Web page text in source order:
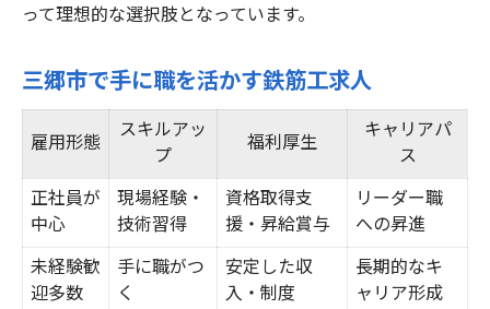
って理想的な選択肢となっています。
三郷市で手に職を活かす鉄筋工求人
雇用形態
スキルアッ
プ
福利厚生
キャリアパ
ス
正社員が
中心
現場経験・
技術習得
資格取得支
援・昇給賞与
リーダー職
への昇進
未経験歓
迎多数
手に職がつ
く
安定した収
入・制度
長期的なキ
ャリア形成